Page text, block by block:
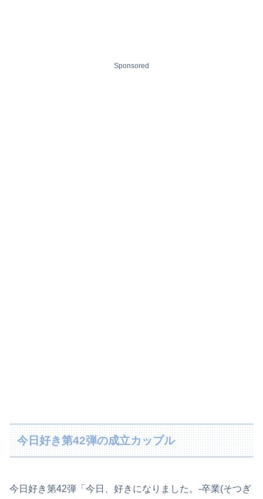
Sponsored
今日好き第42弾の成立カップル
今日好き第42弾「今日、好きになりました。-卒業(そつぎ